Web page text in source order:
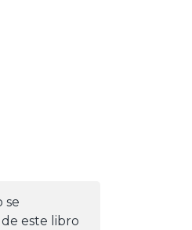
se
este libro